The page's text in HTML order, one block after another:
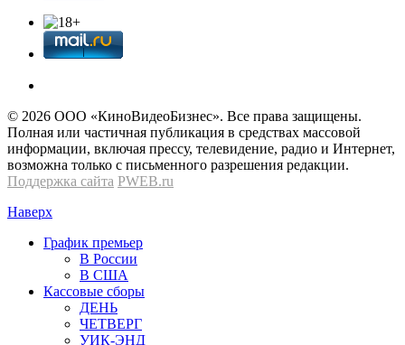
© 2026 OOО «КиноВидеоБизнес». Все права защищены.
Полная или частичная публикация в средствах массовой
информации, включая прессу, телевидение, радио и Интернет,
возможна только с письменного разрешения редакции.
Поддержка сайта PWEB.ru
Наверх
График премьер
В России
В США
Кассовые сборы
ДЕНЬ
ЧЕТВЕРГ
УИК-ЭНД